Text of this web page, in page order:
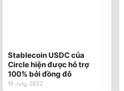
Stablecoin USDC của
Circle hiện được hỗ trợ
100% bởi đồng đô
19 July, 2022